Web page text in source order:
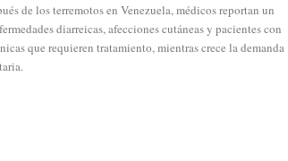
de los terremotos en Venezuela, médicos reportan un
diarreicas, afecciones cutáneas y pacientes con
que requieren tratamiento, mientras crece la demanda